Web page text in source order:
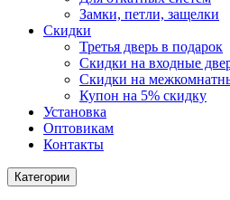
Замки, петли, защелки
Скидки
Третья дверь в подарок
Скидки на входные
Скидки на
Купон на 5% скидку
Установка
Оптовикам
Контакты
Категории